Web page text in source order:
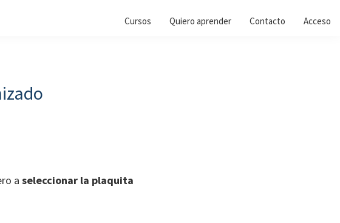
Cursos Quiero aprender Contacto Acceso
a seleccionar la plaquita